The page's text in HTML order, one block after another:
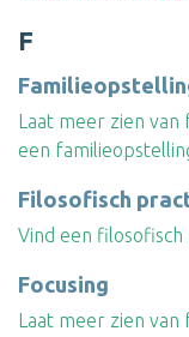
F
Laat meer zien
een
Filosofisch
Vind een filosofisch
Focusing
Laat meer zien